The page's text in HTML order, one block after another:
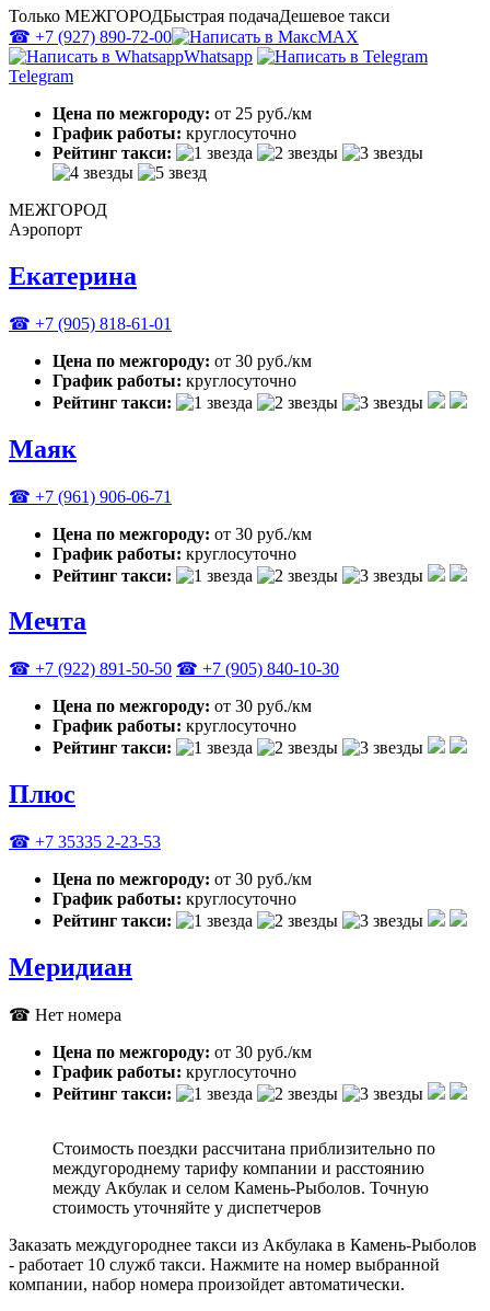
Только МЕЖГОРОДБыстрая подачаДешевое такси
☎ +7 (927) 890-72-00
MAX
Whatsapp
Telegram
Цена по межгороду: от 25 руб./км
График работы: круглосуточно
Рейтинг такси:
МЕЖГОРОД
Аэропорт
Екатерина
☎ +7 (905) 818-61-01
Цена по межгороду: от 30 руб./км
График работы: круглосуточно
Рейтинг такси:
Маяк
☎ +7 (961) 906-06-71
Цена по межгороду: от 30 руб./км
График работы: круглосуточно
Рейтинг такси:
Мечта
☎ +7 (922) 891-50-50 ☎ +7 (905) 840-10-30
Цена по межгороду: от 30 руб./км
График работы: круглосуточно
Рейтинг такси:
Плюс
☎ +7 35335 2-23-53
Цена по межгороду: от 30 руб./км
График работы: круглосуточно
Рейтинг такси:
Меридиан
☎ Нет номера
Цена по межгороду: от 30 руб./км
График работы: круглосуточно
Рейтинг такси:
Стоимость поездки рассчитана приблизительно по
междугороднему тарифу компании и расстоянию
между Акбулак и селом Камень-Рыболов. Точную
стоимость уточняйте у диспетчеров
Заказать междугороднее такси из Акбулака в Камень-Рыболов
- работает 10 служб такси. Нажмите на номер выбранной
компании, набор номера произойдет автоматически.